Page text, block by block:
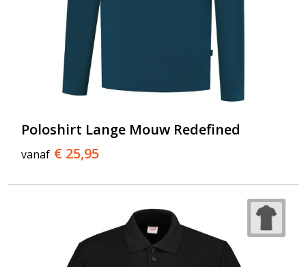
Poloshirt Lange Mouw Redefined
vanaf € 25,95